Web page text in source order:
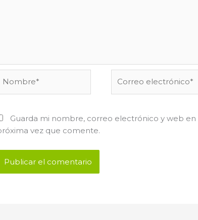
electrónico*
Guarda mi nombre, correo electrónico y web en
vez que comente.